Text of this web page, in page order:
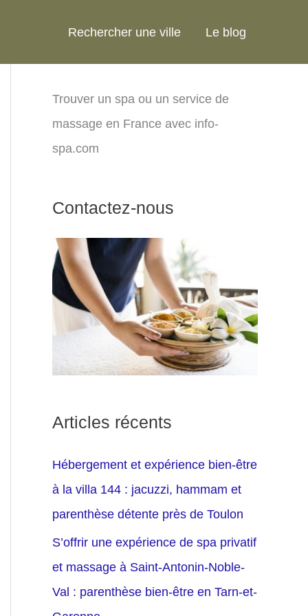
Rechercher une ville Le blog
Trouver un spa ou un service de
massage en France avec info-
spa.com
Contactez-nous
Articles récents
Hébergement et expérience bien-être
à la villa 144 : jacuzzi, hammam et
parenthèse détente près de Toulon
S’offrir une expérience de spa privatif
et massage à Saint-Antonin-Noble-
Val : parenthèse bien-être en Tarn-et-